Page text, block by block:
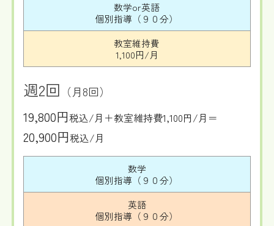
数学or英語
個別指導（９０分）
教室維持費
1,100円/月
週2回 （月8回）
19,800円税込/月＋教室維持費1,100円/月＝
20,900円税込/月
数学
個別指導（９０分）
英語
個別指導（９０分）